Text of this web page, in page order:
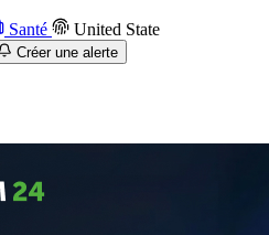
Santé United State
Créer une alerte